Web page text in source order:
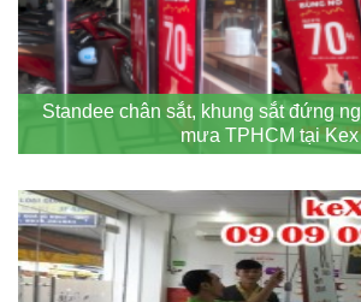
Standee chân sắt, khung sắt đứng
mưa TPHCM tại Kex